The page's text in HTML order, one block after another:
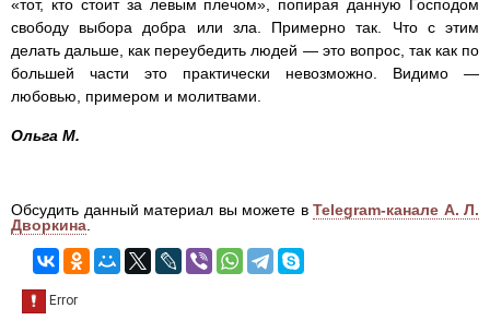
«тот, кто стоит за левым плечом», попирая данную Господом
свободу выбора добра или зла. Примерно так. Что с этим
делать дальше, как переубедить людей — это вопрос, так как по
большей части это практически невозможно. Видимо —
любовью, примером и молитвами.
Ольга М.
Обсудить данный материал вы можете в Telegram-канале А. Л.
Дворкина